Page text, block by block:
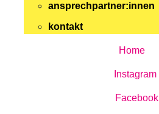
ansprechpartner:innen
kontakt
Home
Instagram
Facebook